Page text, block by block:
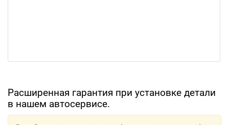
Расширенная гарантия при установке детали
в нашем автосервисе.